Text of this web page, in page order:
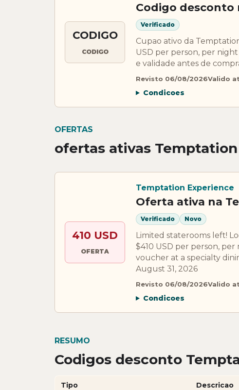
CODIGO
CODIGO
Codigo desconto
Verificado
Cupao ativo da
USD per person, per
e validade antes de
Revisto 06/08/2026Valido
Condicoes
OFERTAS
ofertas ativas
410 USD
OFERTA
Temptation Experience
Oferta ativa na
Verificado Novo
Limited staterooms left!
$410 USD per person,
voucher at a specialty
August 31, 2026
Revisto 06/08/2026Valido
Condicoes
RESUMO
Codigos desconto
Tipo Descricao